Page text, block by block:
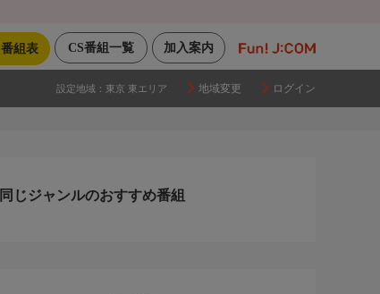
加入案内
CS番組一覧
番組表
設定地域： 東京 東エリア 地域変更 ログイン
同じジャンルのおすすめ番組